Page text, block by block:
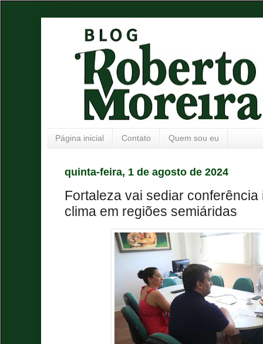
Página inicial Contato Quem sou eu
quinta-feira, 1 de agosto de 2024
Fortaleza vai sediar
clima em regiões semiáridas